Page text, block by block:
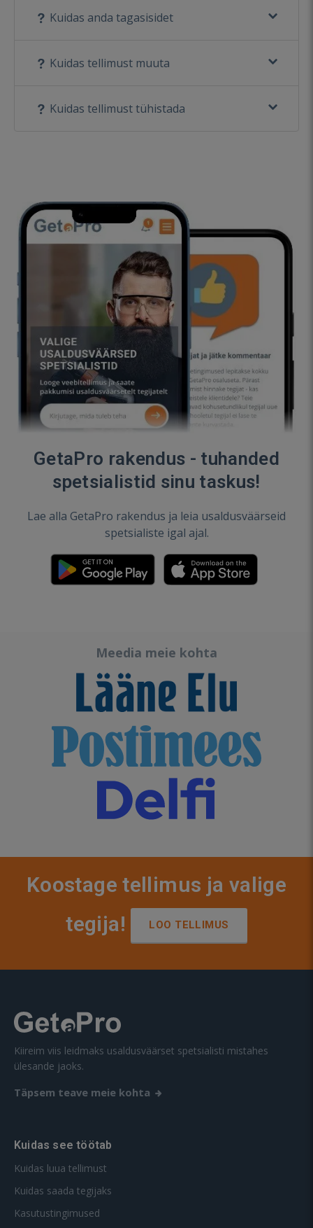
Kuidas anda tagasisidet
Kuidas tellimust muuta
Kuidas tellimust tühistada
GetaPro rakendus - tuhanded
spetsialistid sinu taskus!
Lae alla GetaPro rakendus ja leia usaldusväärseid
spetsialiste igal ajal.
Meedia meie kohta
Koostage tellimus ja valige
tegija!
LOO TELLIMUS
Kiireim viis leidmaks usaldusväärset spetsialisti mistahes
ülesande jaoks.
Täpsem teave meie kohta
Kuidas see töötab
Kuidas luua tellimust
Kuidas saada tegijaks
Kasutustingimused